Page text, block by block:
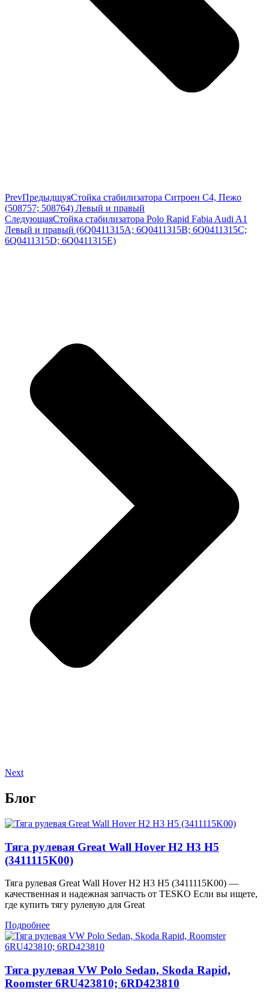
PrevПредыдщуяСтойка стабилизатора Ситроен С4, Пежо
(508757; 508764) Левый и правый
СледующаяСтойка стабилизатора Polo Rapid Fabia Audi A1
Левый и правый (6Q0411315A; 6Q0411315B; 6Q0411315C;
6Q0411315D; 6Q0411315E)
Next
Блог
Тяга рулевая Great Wall Hover H2 H3 H5
(3411115K00)
Тяга рулевая Great Wall Hover H2 H3 H5 (3411115K00) —
качественная и надежная запчасть от TESKO Если вы ищете,
где купить тягу рулевую для Great
Подробнее
Тяга рулевая VW Polo Sedan, Skoda Rapid,
Roomster 6RU423810; 6RD423810